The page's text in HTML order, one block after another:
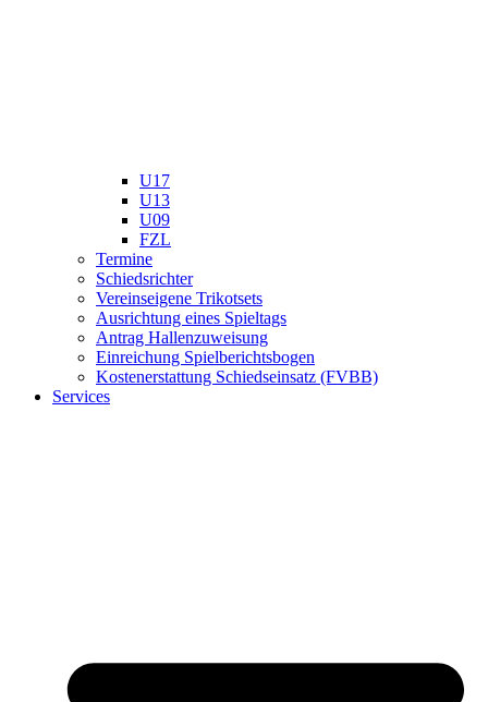
U17
U13
U09
FZL
Termine
Schiedsrichter
Vereinseigene Trikotsets
Ausrichtung eines Spieltags
Antrag Hallenzuweisung
Einreichung Spielberichtsbogen
Kostenerstattung Schiedseinsatz (FVBB)
Services